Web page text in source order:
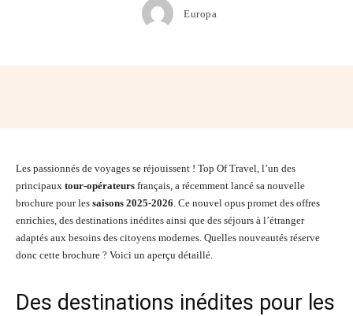
Europa
Les passionnés de voyages se réjouissent ! Top Of Travel, l’un des
principaux tour-opérateurs français, a récemment lancé sa nouvelle
brochure pour les saisons 2025-2026. Ce nouvel opus promet des offres
enrichies, des destinations inédites ainsi que des séjours à l’étranger
adaptés aux besoins des citoyens modernes. Quelles nouveautés réserve
donc cette brochure ? Voici un aperçu détaillé.
Des destinations inédites pour les